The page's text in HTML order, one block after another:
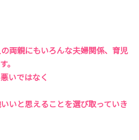
両親にもいろんな夫婦関係、育児
。
いではなく
いと思えることを選び取っていき